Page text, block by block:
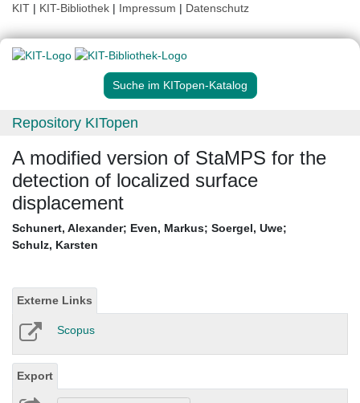
KIT | KIT-Bibliothek | Impressum | Datenschutz
Suche im KITopen-Katalog
Repository KITopen
A modified version of StaMPS for the
detection of localized surface
displacement
Schunert, Alexander; Even, Markus; Soergel, Uwe;
Schulz, Karsten
Externe Links
Scopus
Export